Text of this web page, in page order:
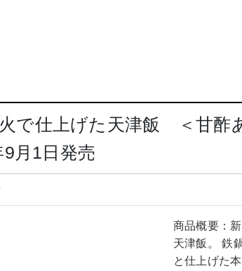
で仕上げた天津飯 ＜甘酢
月1日発売
商品概要：
天津飯。 鉄
と仕上げた